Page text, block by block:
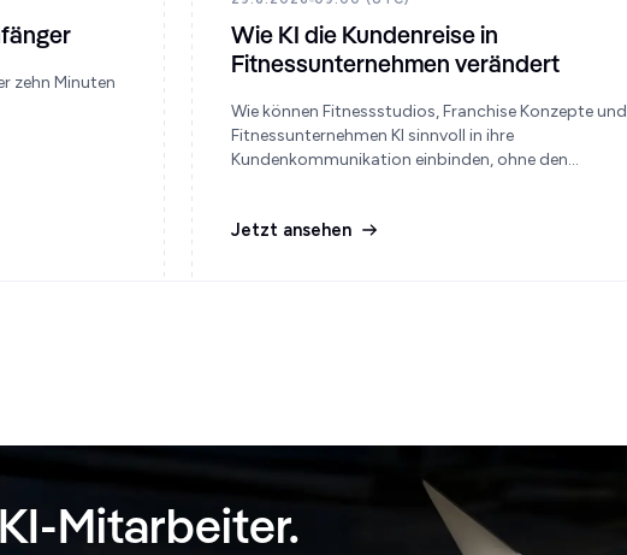
zehn Minuten
Wie KI die Kundenreise in
Fitnessunternehmen verändert
Wie können Fitnessstudios, Franchise Konzepte und
Fitnessunternehmen KI sinnvoll in ihre
Kundenkommunikation einbinden, ohne den
Jetzt ansehen
Mitarbeiter.